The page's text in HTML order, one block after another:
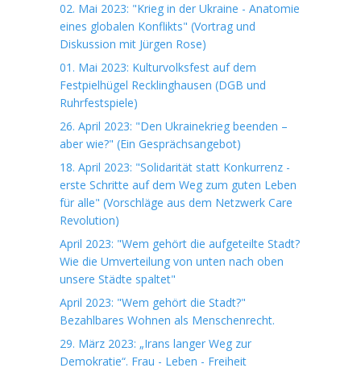
02. Mai 2023: "Krieg in der Ukraine - Anatomie
eines globalen Konflikts" (Vortrag und
Diskussion mit Jürgen Rose)
01. Mai 2023: Kulturvolksfest auf dem
Festpielhügel Recklinghausen (DGB und
Ruhrfestspiele)
26. April 2023: "Den Ukrainekrieg beenden –
aber wie?" (Ein Gesprächsangebot)
18. April 2023: "Solidarität statt Konkurrenz -
erste Schritte auf dem Weg zum guten Leben
für alle" (Vorschläge aus dem Netzwerk Care
Revolution)
April 2023: "Wem gehört die aufgeteilte Stadt?
Wie die Umverteilung von unten nach oben
unsere Städte spaltet"
April 2023: "Wem gehört die Stadt?"
Bezahlbares Wohnen als Menschenrecht.
29. März 2023: „Irans langer Weg zur
Demokratie“. Frau - Leben - Freiheit